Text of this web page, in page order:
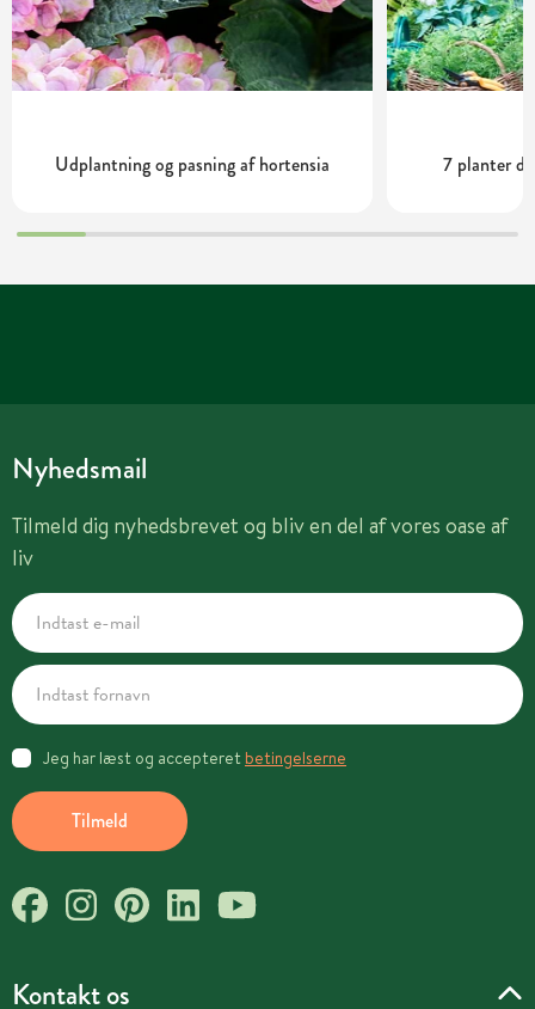
Udplantning og pasning af hortensia 7 planter
Kontakt os
Nyhedsmail
Tilmeld dig nyhedsbrevet og bliv en del af vores oase af
liv
Tilmeld
Jeg har læst og accepteret betingelserne